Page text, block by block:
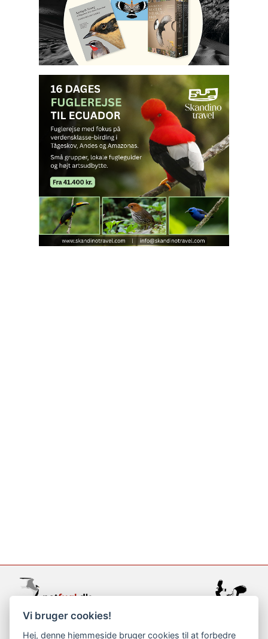
support@netfugl.dk
Vi bruger cookies!
Hej, denne hjemmeside bruger cookies til at forbedre